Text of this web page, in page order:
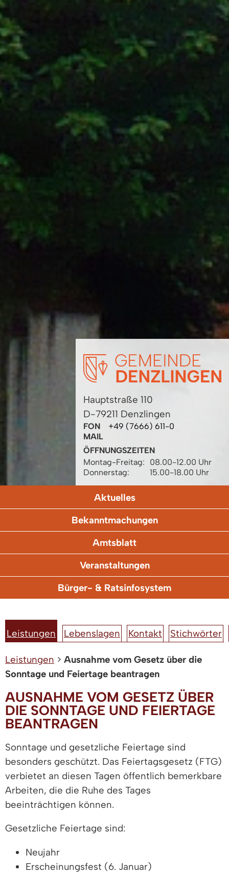
Hauptstraße 110
D-79211 Denzlingen
FON
+49 (7666) 611-0
MAIL
ÖFFNUNGSZEITEN
Montag-Freitag:
08.00-12.00 Uhr
Donnerstag:
15.00-18.00 Uhr
Aktuelles
Bekanntmachungen
Amtsblatt
Veranstaltungen
Bürger- & Ratsinfosystem
Leistungen Lebenslagen Kontakt Stichwörter
Leistungen > Ausnahme vom Gesetz über die
Sonntage und Feiertage beantragen
AUSNAHME VOM GESETZ ÜBER
DIE SONNTAGE UND FEIERTAGE
BEANTRAGEN
Sonntage und gesetzliche Feiertage sind
besonders geschützt. Das Feiertagsgesetz (FTG)
verbietet an diesen Tagen öffentlich bemerkbare
Arbeiten, die die Ruhe des Tages
beeinträchtigen können.
Gesetzliche Feiertage sind:
Neujahr
Erscheinungsfest (6. Januar)